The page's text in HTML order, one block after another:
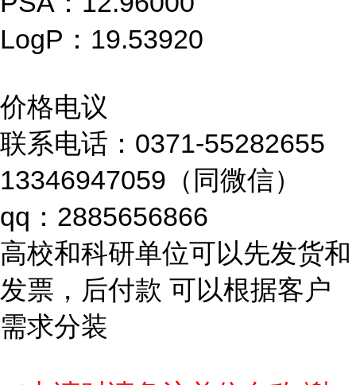
LogP：19.53920
价格电议
联系电话：0371-55282655
13346947059（同微信）
qq：2885656866
高校和科研单位可以先发货和
发票，后付款 可以根据客户
需求分装